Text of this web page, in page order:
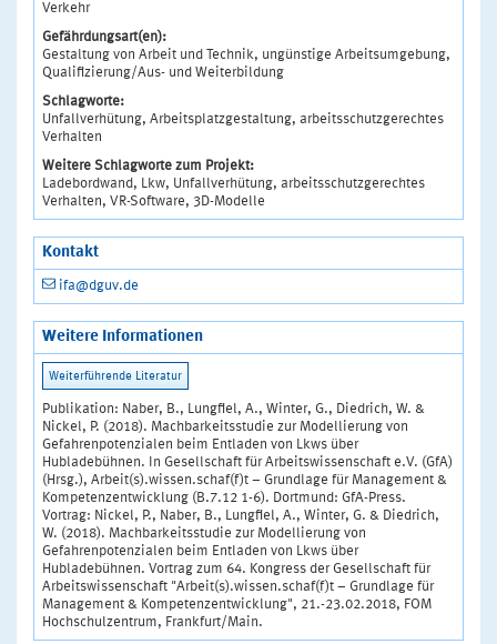
Verkehr
Gefährdungsart(en):
Gestaltung von Arbeit und Technik, ungünstige Arbeitsumgebung,
Qualifizierung/Aus- und Weiterbildung
Schlagworte:
Unfallverhütung, Arbeitsplatzgestaltung, arbeitsschutzgerechtes
Verhalten
Weitere Schlagworte zum Projekt:
Ladebordwand, Lkw, Unfallverhütung, arbeitsschutzgerechtes
Verhalten, VR-Software, 3D-Modelle
Kontakt
ifa@dguv.de
Weitere Informationen
Publikation: Naber, B., Lungfiel, A., Winter, G., Diedrich, W. &
Nickel, P. (2018). Machbarkeitsstudie zur Modellierung von
Gefahrenpotenzialen beim Entladen von Lkws über
Hubladebühnen. In Gesellschaft für Arbeitswissenschaft e.V. (GfA)
(Hrsg.), Arbeit(s).wissen.schaf(f)t – Grundlage für Management &
Kompetenzentwicklung (B.7.12 1-6). Dortmund: GfA-Press.
Vortrag: Nickel, P., Naber, B., Lungfiel, A., Winter, G. & Diedrich,
W. (2018). Machbarkeitsstudie zur Modellierung von
Gefahrenpotenzialen beim Entladen von Lkws über
Hubladebühnen. Vortrag zum 64. Kongress der Gesellschaft für
Arbeitswissenschaft "Arbeit(s).wissen.schaf(f)t – Grundlage für
Management & Kompetenzentwicklung", 21.-23.02.2018, FOM
Hochschulzentrum, Frankfurt/Main.